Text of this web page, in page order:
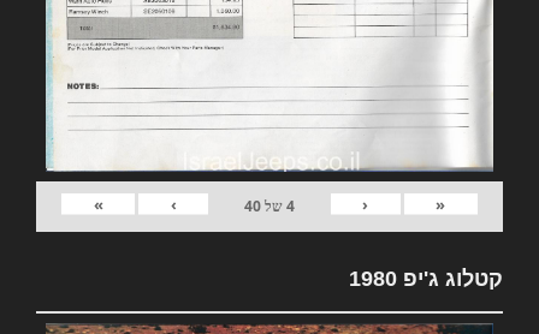
«
‹
4של40
›
»
קטלוג ג'יפ 1980